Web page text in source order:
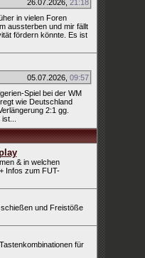
26.07.2026, 21:18
in vielen Foren
aussterben und mir fällt
fördern könnte. Es ist
05.07.2026, 09:57
Spiel bei der WM
wie Deutschland
2:1 gg.
& in welchen
Infos zum FUT-
und Freistöße
für